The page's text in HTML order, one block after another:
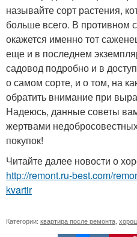
называйте сорт растения,
больше всего. В противном
окажется именно тот
еще и в последнем
садовод подробно и в
о самом сорте, и о том, на
обратить внимание при
Надеюсь, данные советы
жертвами
покупок!
Читайте далее новости о
http://remont.ru-best.com/
kvartir
Категории: квартира после ремонта